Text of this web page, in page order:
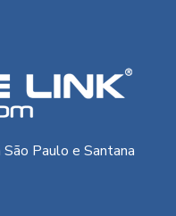
Paulo e Santana